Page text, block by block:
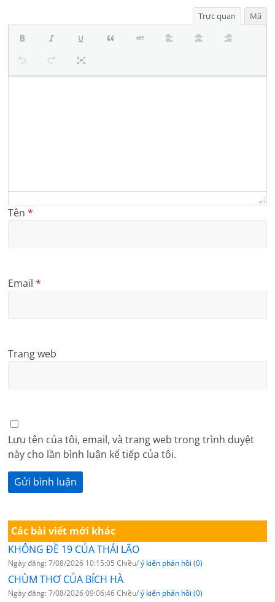
Trực quan Mã
Tên*
Email*
Trang web
Lưu tên của tôi, email, và trang web trong trình duyệt
này cho lần bình luận kế tiếp của tôi.
Các bài viết mới khác
KHÔNG ĐỀ 19 CỦA THÁI LÃO
Ngày đăng: 7/08/2026 10:15:05 Chiều/ý kiến phản hồi (0)
CHÙM THƠ CỦA BÍCH HÀ
Ngày đăng: 7/08/2026 09:06:46 Chiều/ý kiến phản hồi (0)